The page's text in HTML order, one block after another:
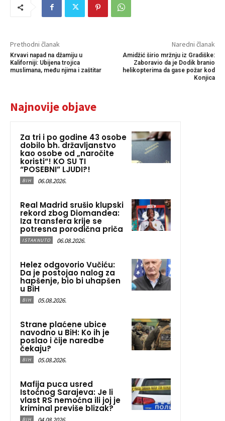
Prethodni članak
Krvavi napad na džamiju u
Kaliforniji: Ubijena trojica
muslimana, među njima i zaštitar
Naredni članak
Amidžić širio mržnju iz Gradiške:
Zaboravio da je Dodik branio
helikopterima da gase požar kod
Konjica
Najnovije objave
Za tri i po godine 43 osobe
dobilo bh. državljanstvo
kao osobe od „naročite
koristi“! KO SU TI
“POSEBNI” LJUDI?!
BIH 06.08.2026.
Real Madrid srušio klupski
rekord zbog Diomandea:
Iza transfera krije se
potresna porodična priča
ISTAKNUTO 06.08.2026.
Helez odgovorio Vučiću:
Da je postojao nalog za
hapšenje, bio bi uhapšen
u BiH
BIH 05.08.2026.
Strane plaćene ubice
navodno u BiH: Ko ih je
poslao i čije naredbe
čekaju?
BIH 05.08.2026.
Mafija puca usred
Istočnog Sarajeva: Je li
vlast RS nemoćna ili joj je
kriminal previše blizak?
BIH